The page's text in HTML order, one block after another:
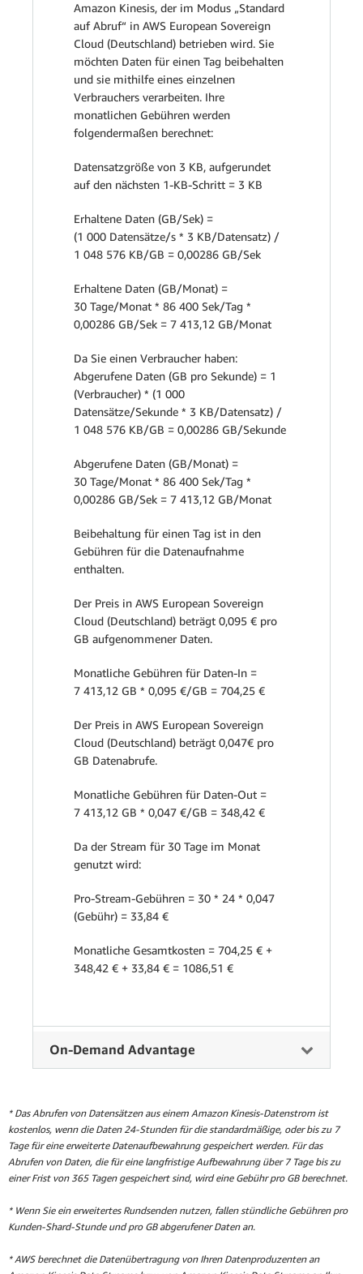
Amazon Kinesis, der im Modus „Standard
auf Abruf“ in AWS European Sovereign
Cloud (Deutschland) betrieben wird. Sie
möchten Daten für einen Tag beibehalten
und sie mithilfe eines einzelnen
Verbrauchers verarbeiten. Ihre
monatlichen Gebühren werden
folgendermaßen berechnet:
Datensatzgröße von 3 KB, aufgerundet
auf den nächsten 1-KB-Schritt = 3 KB
Erhaltene Daten (GB/Sek) =
(1 000 Datensätze/s * 3 KB/Datensatz) /
1 048 576 KB/GB = 0,00286 GB/Sek
Erhaltene Daten (GB/Monat) =
30 Tage/Monat * 86 400 Sek/Tag *
0,00286 GB/Sek = 7 413,12 GB/Monat
Da Sie einen Verbraucher haben:
Abgerufene Daten (GB pro Sekunde) = 1
(Verbraucher) * (1 000
Datensätze/Sekunde * 3 KB/Datensatz) /
1 048 576 KB/GB = 0,00286 GB/Sekunde
Abgerufene Daten (GB/Monat) =
30 Tage/Monat * 86 400 Sek/Tag *
0,00286 GB/Sek = 7 413,12 GB/Monat
Beibehaltung für einen Tag ist in den
Gebühren für die Datenaufnahme
enthalten.
Der Preis in AWS European Sovereign
Cloud (Deutschland) beträgt 0,095 € pro
GB aufgenommener Daten.
Monatliche Gebühren für Daten-In =
7 413,12 GB * 0,095 €/GB = 704,25 €
Der Preis in AWS European Sovereign
Cloud (Deutschland) beträgt 0,047€ pro
GB Datenabrufe.
Monatliche Gebühren für Daten-Out =
7 413,12 GB * 0,047 €/GB = 348,42 €
Da der Stream für 30 Tage im Monat
genutzt wird:
Pro-Stream-Gebühren = 30 * 24 * 0,047
(Gebühr) = 33,84 €
Monatliche Gesamtkosten = 704,25 € +
348,42 € + 33,84 € = 1086,51 €
On-Demand Advantage
* Das Abrufen von Datensätzen aus einem Amazon Kinesis-Datenstrom ist
kostenlos, wenn die Daten 24-Stunden für die standardmäßige, oder bis zu 7
Tage für eine erweiterte Datenaufbewahrung gespeichert werden. Für das
Abrufen von Daten, die für eine langfristige Aufbewahrung über 7 Tage bis zu
einer Frist von 365 Tagen gespeichert sind, wird eine Gebühr pro GB berechnet.
* Wenn Sie ein erweitertes Rundsenden nutzen, fallen stündliche Gebühren pro
Kunden-Shard-Stunde und pro GB abgerufener Daten an.
* AWS berechnet die Datenübertragung von Ihren Datenproduzenten an